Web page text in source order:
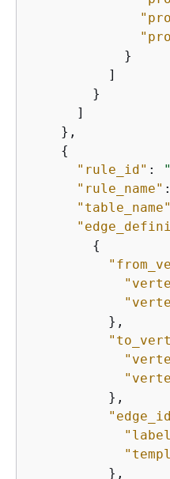
            }
          ]
        }
      ]
    },
{
"rule_id" :
"rule_name"
"table_name"
{
          },
          },
          },